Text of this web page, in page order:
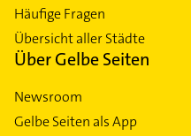
Häufige Fragen
Übersicht aller Städte
Über Gelbe Seiten
Newsroom
Gelbe Seiten als App